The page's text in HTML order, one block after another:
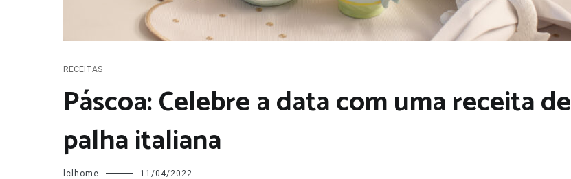
RECEITAS
Páscoa: Celebre a data com uma receita de
palha italiana
lclhome 11/04/2022